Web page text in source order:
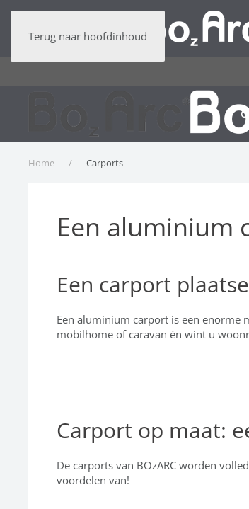
Terug naar hoofdinhoud
Home Carports
Een aluminium
Een carport
Een aluminium carport is een enorme
mobilhome of caravan én wint u
Carport op maat:
De carports van BOzARC worden
voordelen van!